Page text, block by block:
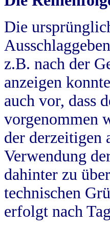
Die
z.B. nach der
anzeigen
auch vor, dass
vorgenommen
der derzeitigen
Verwendung
dahinter zu
technischen
erfolgt nach